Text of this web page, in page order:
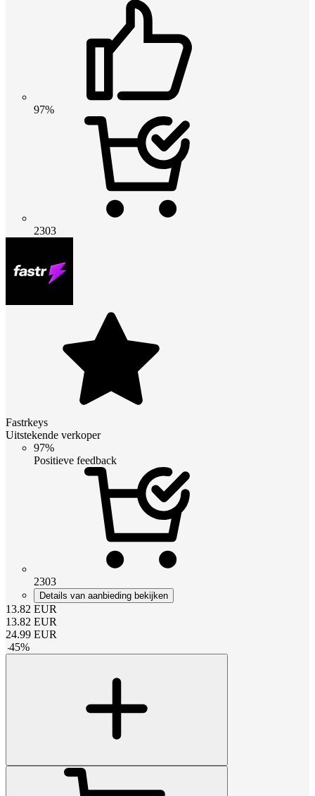
97%
2303
Fastrkeys
Uitstekende verkoper
97%
Positieve feedback
2303
Details van aanbieding bekijken
13.82 EUR
13.82 EUR
24.99 EUR
-45%